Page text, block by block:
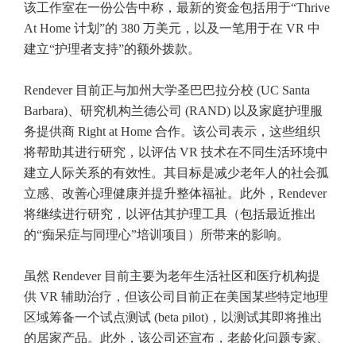
该工作室在一份公告中称，最新的资金包括用于“Thrive
At Home 计划”的 380 万美元，以及一笔用于在 VR 中
建立“护理者支持”的额外拨款。
Rendever 目前正与加州大学圣巴巴拉分校 (UC Santa
Barbara)、研究机构兰德公司 (RAND) 以及家庭护理服
务提供商 Right at Home 合作。该公司表示，这些组织
将帮助其进行研究，以评估 VR 技术在不同生活环境中
建立人际关系的有效性。其目标是减少老年人的社会孤
立感、改善心理健康并提升整体福祉。此外，Rendever
将继续进行研究，以评估其护理工具（包括最近推出
的“痴呆症与同理心”培训项目）所带来的影响。
虽然 Rendever 目前主要为老年生活社区和医疗机构提
供 VR 辅助治疗，但该公司目前正在美国某些特定地理
区域筹备一个试点测试 (beta pilot)，以测试其即将推出
的居家产品。此外，该公司还宣布，老龄化问题专家、